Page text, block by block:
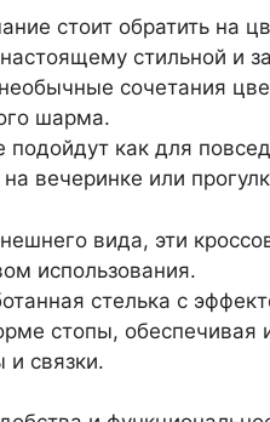
стоит обратить на
стильной и
сочетания
шарма.
подойдут как для
вечеринке или
вида, эти
использования.
стелька с
стопы,
связки.